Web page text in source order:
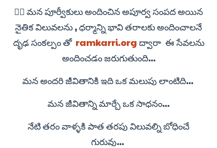
✍🏻 మన పూర్వీకులు అందించిన అపూర్వ సంపద అయిన
నైతిక విలువలను , ధర్మాన్ని భావి తరాలకు అందించాలనే
దృఢ సంకల్పం తో ramkarri.orgద్వారా ఈ సేవలను
అందించడం జరుగుతుంది...
మన అందరి జీవితానికి ఇది ఒక మలుపు లాంటిది...
మన జీవితాన్ని మార్చే ఒక సాధనం...
నేటి తరం వాళ్ళకి పాత తరపు విలువల్ని బోధించే
గురువు...